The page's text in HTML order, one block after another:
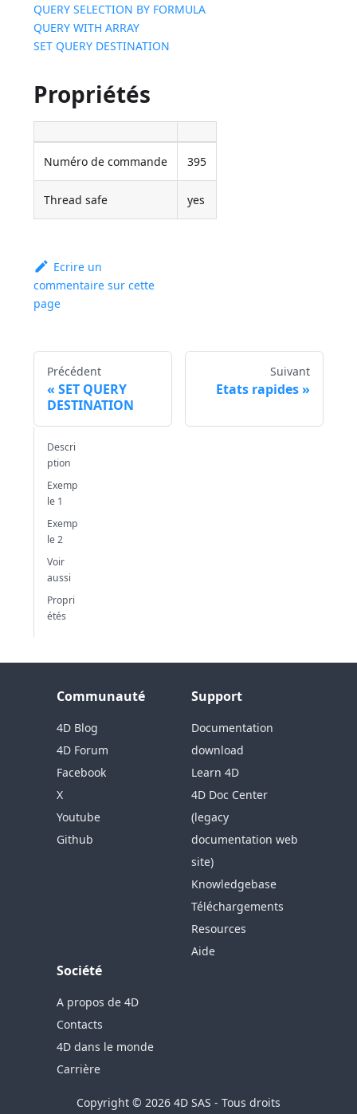
QUERY SELECTION BY FORMULA
QUERY WITH ARRAY
SET QUERY DESTINATION
Propriétés
Numéro de commande 395
Thread safe yes
Ecrire un
commentaire sur cette
page
Précédent
SET QUERY
DESTINATION
Suivant
Etats rapides
Descri
ption
Exemp
le 1
Exemp
le 2
Voir
aussi
Propri
étés
Communauté
4D Blog
4D Forum
Facebook
X
Youtube
Github
Support
Documentation
download
Learn 4D
4D Doc Center
(legacy
documentation web
site)
Knowledgebase
Téléchargements
Resources
Aide
Société
A propos de 4D
Contacts
4D dans le monde
Carrière
Copyright © 2026 4D SAS - Tous droits